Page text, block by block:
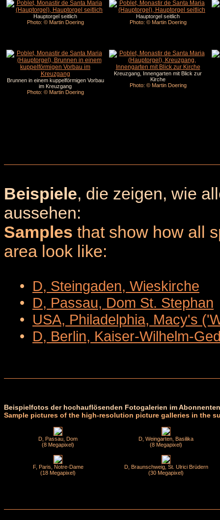
Hauptorgel seitlich
Photo: © Martin Doering
Hauptorgel seitlich
Photo: © Martin Doering
Brunnen in einem kuppelförmigen Vorbau
im Kreuzgang
Photo: © Martin Doering
Kreuzgang, Innengarten mit Blick zur
Kirche
Photo: © Martin Doering
Beispiele, die zeigen, wie
aussehen:
Samples that show how all
area look like:
• D, Steingaden, Wieskirche
• D, Passau, Dom St. Stephan
• USA, Philadelphia, Macy's
• D, Berlin, Kaiser-Wilhelm-
Beispielfotos der hochauflösenden Fotogalerien im
Sample pictures of the high-resolution picture galleries in the
D, Passau, Dom
(8 Megapixel)
D, Weingarten, Basilika
(8 Megapixel)
F, Paris, Notre-Dame
(18 Megapixel)
D, Braunschweig, St. Ulrici Brüdern
(30 Megapixel)